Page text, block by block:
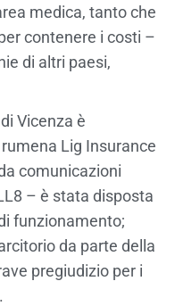
medica, tanto che
contenere i costi –
di altri paesi,
Vicenza è
Lig Insurance
comunicazioni
– è stata disposta
funzionamento;
da parte della
pregiudizio per i